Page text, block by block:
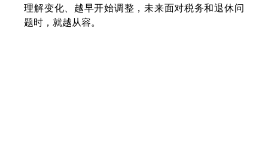
理解变化、越早开始调整，未来面对税务和退休问
题时，就越从容。